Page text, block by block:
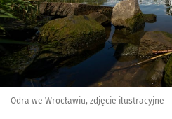
Odra we Wrocławiu, zdjęcie ilustracyjne